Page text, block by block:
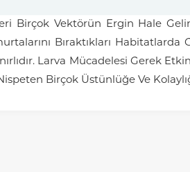
Birçok Vektörün Ergin Hale
Bıraktıkları Habitatlarda
Larva Mücadelesi Gerek
Birçok Üstünlüğe Ve